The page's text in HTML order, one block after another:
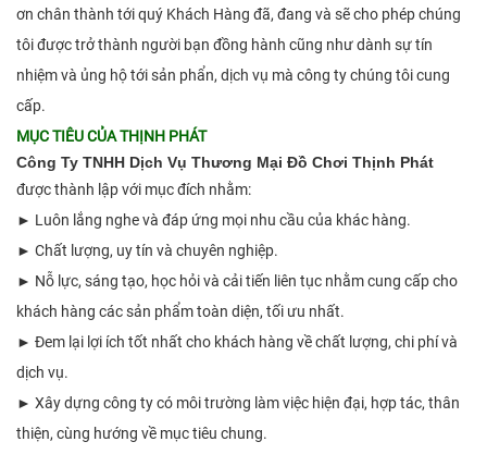
ơn chân thành tới quý Khách Hàng đã, đang và sẽ cho phép chúng
tôi được trở thành người bạn đồng hành cũng như dành sự tín
nhiệm và ủng hộ tới sản phẩn, dịch vụ mà công ty chúng tôi cung
cấp.
MỤC TIÊU CỦA THỊNH PHÁT
Công Ty TNHH Dịch Vụ Thương Mại Đồ Chơi Thịnh Phát
được thành lập với mục đích nhằm:
► Luôn lắng nghe và đáp ứng mọi nhu cầu của khác hàng.
► Chất lượng, uy tín và chuyên nghiệp.
► Nỗ lực, sáng tạo, học hỏi và cải tiến liên tục nhằm cung cấp cho
khách hàng các sản phẩm toàn diện, tối ưu nhất.
► Đem lại lợi ích tốt nhất cho khách hàng về chất lượng, chi phí và
dịch vụ.
► Xây dựng công ty có môi trường làm việc hiện đại, hợp tác, thân
thiện, cùng hướng về mục tiêu chung.